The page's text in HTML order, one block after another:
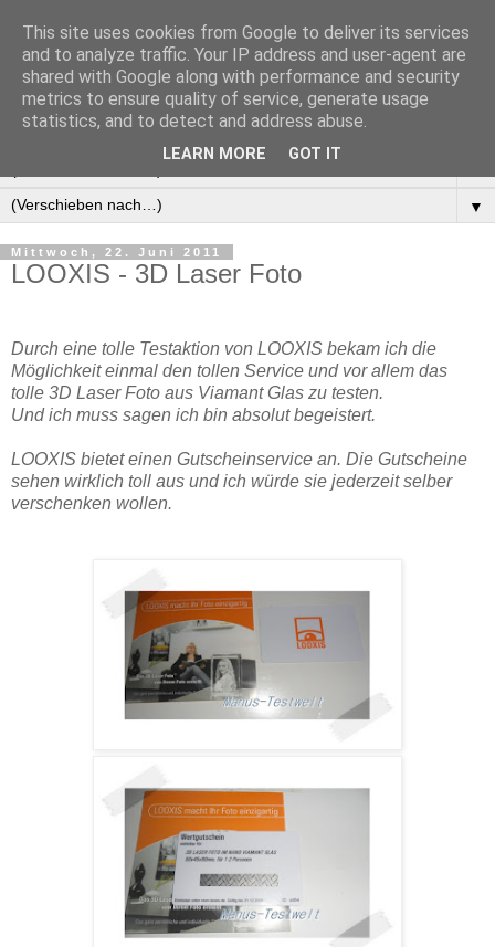
Manus Testwelt, alles
außer langweilig
▼
Mittwoch, 22. Juni 2011
LOOXIS - 3D Laser Foto
Durch eine tolle Testaktion von LOOXIS bekam ich die
Möglichkeit einmal den tollen Service und vor allem das
tolle 3D Laser Foto aus Viamant Glas zu testen.
Und ich muss sagen ich bin absolut begeistert.
LOOXIS bietet einen Gutscheinservice an. Die Gutscheine
sehen wirklich toll aus und ich würde sie jederzeit selber
verschenken wollen.
This site uses cookies from Google to deliver its services
and to analyze traffic. Your IP address and user-agent are
shared with Google along with performance and security
metrics to ensure quality of service, generate usage
statistics, and to detect and address abuse.
LEARN MORE GOT IT